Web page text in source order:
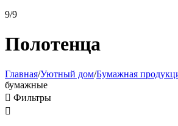
9/9
Полотенца
Главная/Уютный дом/Бумажная
бумажные
 Фильтры
